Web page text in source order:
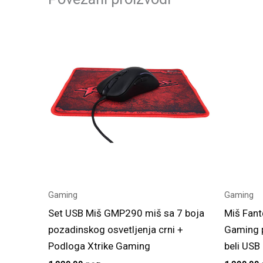
Gaming
Set USB Miš GMP290 miš sa 7 boja
pozadinskog osvetljenja crni +
Podloga Xtrike Gaming
Gaming
Miš
Gaming
beli USB